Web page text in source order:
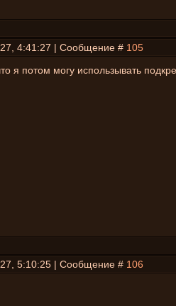
4:41:27 | Сообщение # 105
я потом могу использывать
5:10:25 | Сообщение # 106